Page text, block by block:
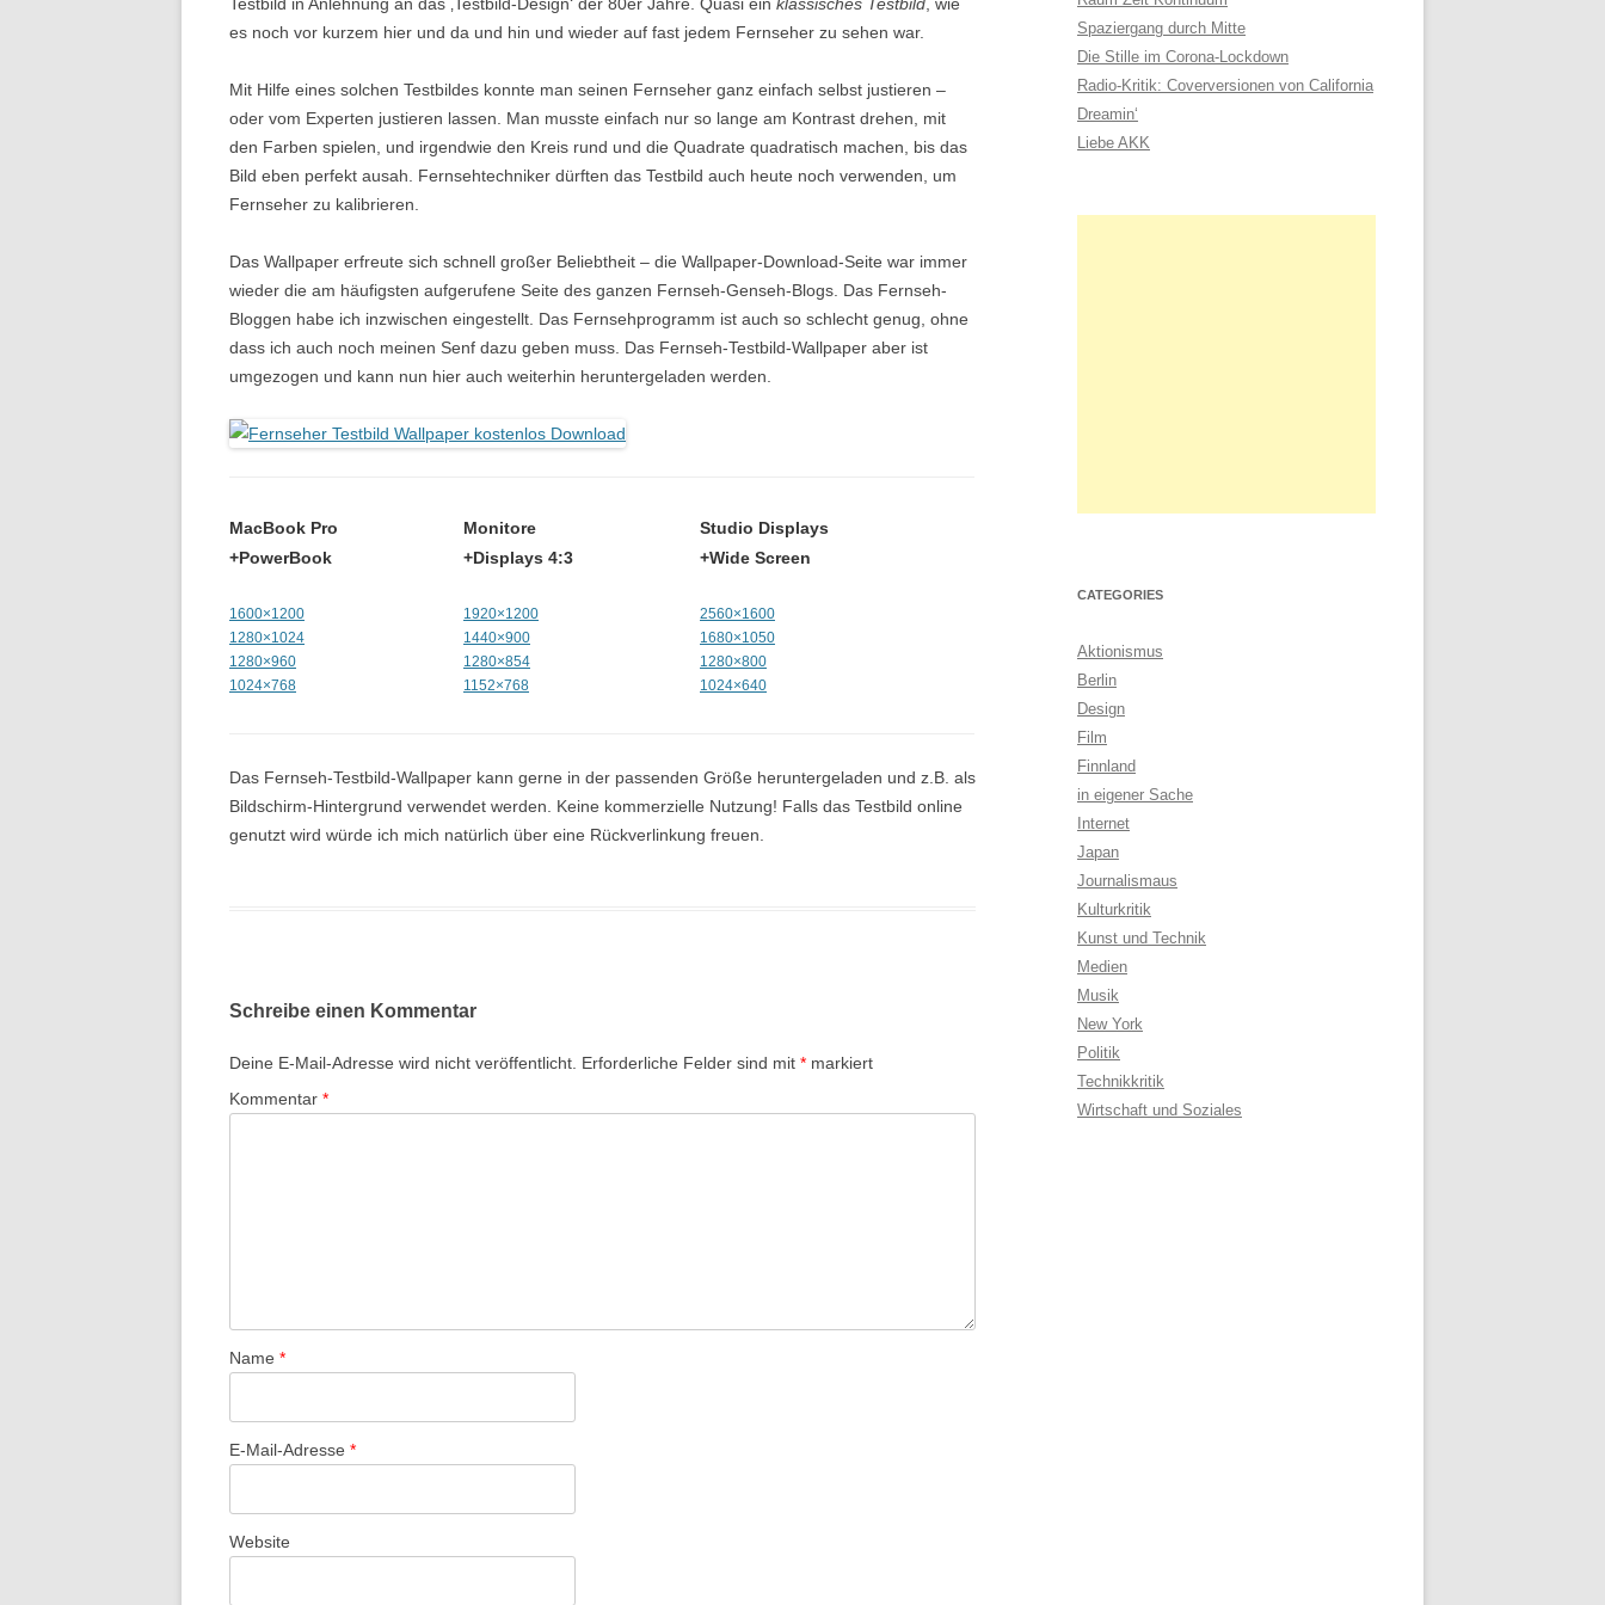
es noch vor kurzem hier und da und hin und wieder auf fast jedem Fernseher zu sehen war.
Mit Hilfe eines solchen Testbildes konnte man seinen Fernseher ganz einfach selbst justieren –
oder vom Experten justieren lassen. Man musste einfach nur so lange am Kontrast drehen, mit
den Farben spielen, und irgendwie den Kreis rund und die Quadrate quadratisch machen, bis das
Bild eben perfekt ausah. Fernsehtechniker dürften das Testbild auch heute noch verwenden, um
Fernseher zu kalibrieren.
Das Wallpaper erfreute sich schnell großer Beliebtheit – die Wallpaper-Download-Seite war immer
wieder die am häufigsten aufgerufene Seite des ganzen Fernseh-Genseh-Blogs. Das Fernseh-
Bloggen habe ich inzwischen eingestellt. Das Fernsehprogramm ist auch so schlecht genug, ohne
dass ich auch noch meinen Senf dazu geben muss. Das Fernseh-Testbild-Wallpaper aber ist
umgezogen und kann nun hier auch weiterhin heruntergeladen werden.
MacBook Pro
+PowerBook
1600×1200
1280×1024
1280×960
1024×768
Monitore
+Displays 4:3
1920×1200
1440×900
1280×854
1152×768
Studio Displays
+Wide Screen
2560×1600
1680×1050
1280×800
1024×640
Das Fernseh-Testbild-Wallpaper kann gerne in der passenden Größe heruntergeladen und z.B. als
Bildschirm-Hintergrund verwendet werden. Keine kommerzielle Nutzung! Falls das Testbild online
genutzt wird würde ich mich natürlich über eine Rückverlinkung freuen.
Schreibe einen Kommentar
Deine E-Mail-Adresse wird nicht veröffentlicht. Erforderliche Felder sind mit * markiert
Kommentar *
Name *
E-Mail-Adresse *
Website
n
a
c
h
:
Spaziergang durch Mitte
Die Stille im Corona-Lockdown
Radio-Kritik: Coverversionen von California
Dreamin‘
Liebe AKK
CATEGORIES
Aktionismus
Berlin
Design
Film
Finnland
in eigener Sache
Internet
Japan
Journalismaus
Kulturkritik
Kunst und Technik
Medien
Musik
New York
Politik
Technikkritik
Wirtschaft und Soziales